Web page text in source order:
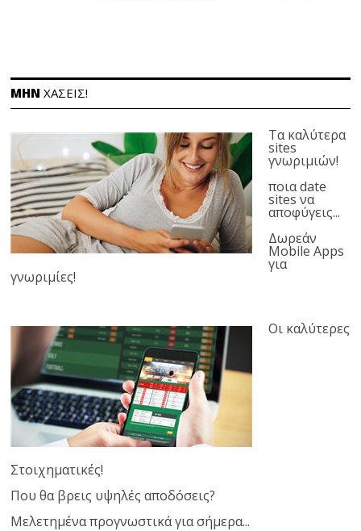
ΜΗΝ ΧΑΣΕΙΣ!
Τα καλύτερα
sites
γνωριμιών!
ποια date
sites να
αποφύγεις...
Δωρεάν
Mobile Apps
για
γνωριμίες!
Οι καλύτερες
Στοιχηματικές!
Που θα βρεις υψηλές αποδόσεις?
Μελετημένα προγνωστικά για σήμερα...